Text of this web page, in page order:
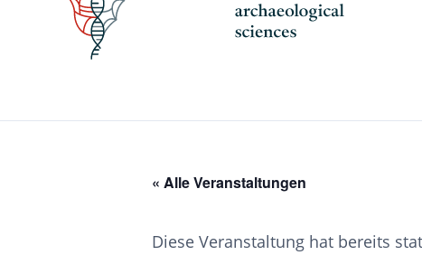
« Alle Veranstaltungen
Diese Veranstaltung hat bereits